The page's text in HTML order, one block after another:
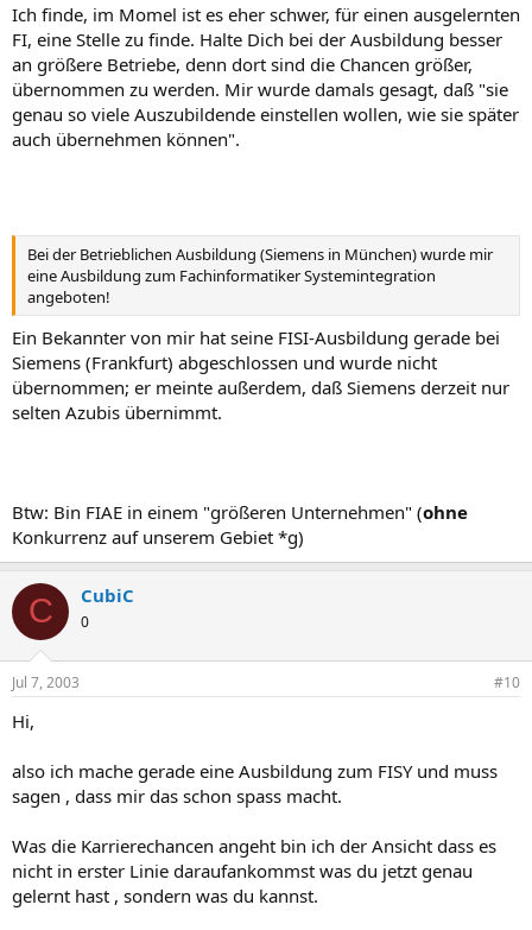
Ich finde, im Momel ist es eher schwer, für einen ausgelernten
FI, eine Stelle zu finde. Halte Dich bei der Ausbildung besser
an größere Betriebe, denn dort sind die Chancen größer,
übernommen zu werden. Mir wurde damals gesagt, daß "sie
genau so viele Auszubildende einstellen wollen, wie sie später
auch übernehmen können".
Bei der Betrieblichen Ausbildung (Siemens in München) wurde mir
eine Ausbildung zum Fachinformatiker Systemintegration
angeboten!
Ein Bekannter von mir hat seine FISI-Ausbildung gerade bei
Siemens (Frankfurt) abgeschlossen und wurde nicht
übernommen; er meinte außerdem, daß Siemens derzeit nur
selten Azubis übernimmt.
Btw: Bin FIAE in einem "größeren Unternehmen" (ohne
Konkurrenz auf unserem Gebiet *g)
C CubiC
0
Jul 7, 2003 #10
Hi,
also ich mache gerade eine Ausbildung zum FISY und muss
sagen , dass mir das schon spass macht.
Was die Karrierechancen angeht bin ich der Ansicht dass es
nicht in erster Linie daraufankommst was du jetzt genau
gelernt hast , sondern was du kannst.